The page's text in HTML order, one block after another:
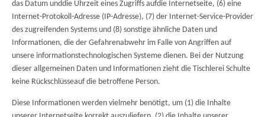
das Datum unddie Uhrzeit eines Zugriffs aufdie Internetseite, (6) eine
Internet-Protokoll-Adresse (IP-Adresse), (7) der Internet-Service-Provider
des zugreifenden Systems und (8) sonstige ähnliche Daten und
Informationen, die der Gefahrenabwehr im Falle von Angriffen auf
unsere informationstechnologischen Systeme dienen. Bei der Nutzung
dieser allgemeinen Daten und Informationen zieht die Tischlerei Schulte
keine Rückschlüsseauf die betroffene Person.
Diese Informationen werden vielmehr benötigt, um (1) die Inhalte